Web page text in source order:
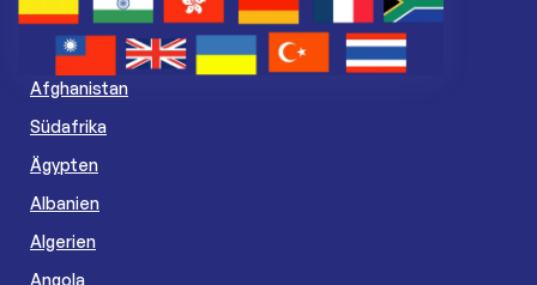
Afghanistan
Südafrika
Ägypten
Albanien
Algerien
Angola